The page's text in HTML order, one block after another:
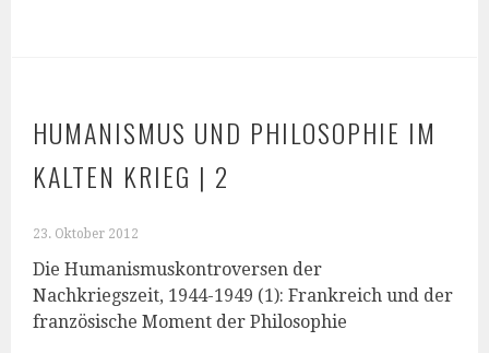
HUMANISMUS UND PHILOSOPHIE IM
KALTEN KRIEG | 2
23. Oktober 2012
Die Humanismuskontroversen der
Nachkriegszeit, 1944-1949 (1): Frankreich und der
französische Moment der Philosophie